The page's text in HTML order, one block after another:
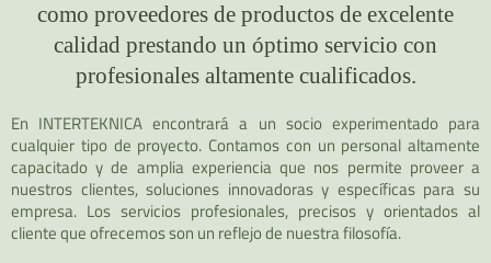
como proveedores de productos de excelente
calidad prestando un óptimo servicio con
profesionales altamente cualificados.
En INTERTEKNICA encontrará a un socio experimentado para
cualquier tipo de proyecto. Contamos con un personal altamente
capacitado y de amplia experiencia que nos permite proveer a
nuestros clientes, soluciones innovadoras y específicas para su
empresa. Los servicios profesionales, precisos y orientados al
cliente que ofrecemos son un reflejo de nuestra filosofía.